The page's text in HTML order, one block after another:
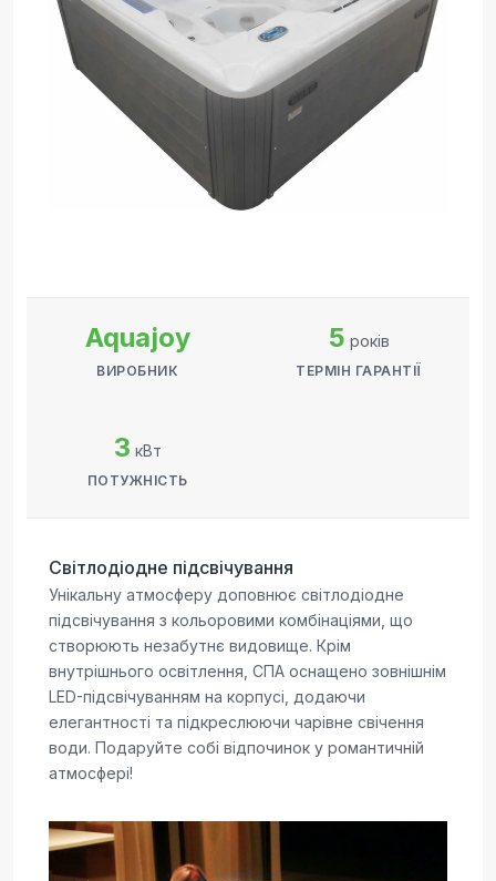
Aquajoy
ВИРОБНИК
5 років
ТЕРМІН ГАРАНТІЇ
3 кВт
ПОТУЖНІСТЬ
Світлодіодне підсвічування
Унікальну атмосферу доповнює світлодіодне
підсвічування з кольоровими комбінаціями, що
створюють незабутнє видовище. Крім
внутрішнього освітлення, СПА оснащено зовнішнім
LED-підсвічуванням на корпусі, додаючи
елегантності та підкреслюючи чарівне свічення
води. Подаруйте собі відпочинок у романтичній
атмосфері!